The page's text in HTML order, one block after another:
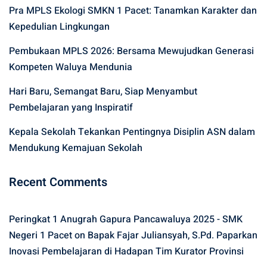
Pra MPLS Ekologi SMKN 1 Pacet: Tanamkan Karakter dan
Kepedulian Lingkungan
Pembukaan MPLS 2026: Bersama Mewujudkan Generasi
Kompeten Waluya Mendunia
Hari Baru, Semangat Baru, Siap Menyambut
Pembelajaran yang Inspiratif
Kepala Sekolah Tekankan Pentingnya Disiplin ASN dalam
Mendukung Kemajuan Sekolah
Recent Comments
Peringkat 1 Anugrah Gapura Pancawaluya 2025 - SMK
Negeri 1 Paceton Bapak Fajar Juliansyah, S.Pd. Paparkan
Inovasi Pembelajaran di Hadapan Tim Kurator Provinsi